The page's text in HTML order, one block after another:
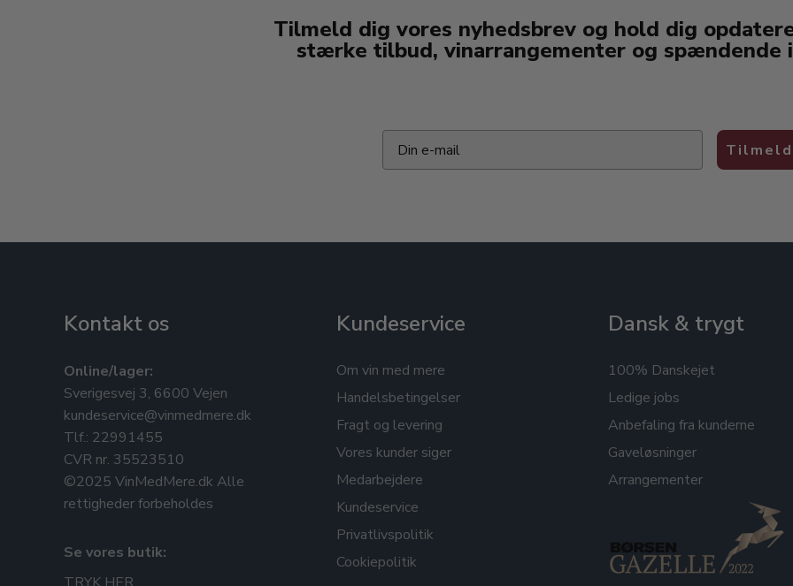
Tilmeld dig vores nyhedsbrev og hold dig
stærke tilbud, vinarrangementer og spændende
Tilmeld
Kontakt os
Online/lager:
Sverigesvej 3, 6600 Vejen
kundeservice@vinmedmere.dk
Tlf.: 22991455
CVR nr. 35523510
©2025 VinMedMere.dk Alle
rettigheder forbeholdes
Se vores butik:
Kundeservice
Om vin med mere
Handelsbetingelser
Fragt og levering
Vores kunder siger
Medarbejdere
Kundeservice
Privatlivspolitik
Cookiepolitik
Dansk & trygt
100% Danskejet
Ledige jobs
Anbefaling fra kunderne
Gaveløsninger
Arrangementer